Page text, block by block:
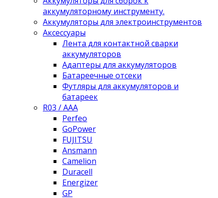
аккумуляторному инструменту.
Аккумуляторы для электроинструментов
Аксессуары
Лента для контактной сварки
аккумуляторов
Адаптеры для аккумуляторов
Батареечные отсеки
Футляры для аккумуляторов и
батареек
R03 / AAA
Perfeo
GoPower
FUJITSU
Ansmann
Camelion
Duracell
Energizer
GP